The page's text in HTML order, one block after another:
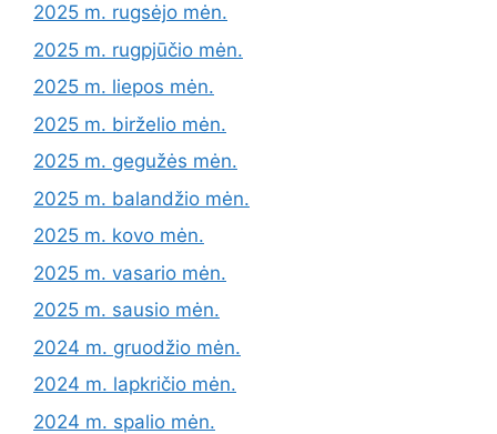
2025 m. rugsėjo mėn.
2025 m. rugpjūčio mėn.
2025 m. liepos mėn.
2025 m. birželio mėn.
2025 m. gegužės mėn.
2025 m. balandžio mėn.
2025 m. kovo mėn.
2025 m. vasario mėn.
2025 m. sausio mėn.
2024 m. gruodžio mėn.
2024 m. lapkričio mėn.
2024 m. spalio mėn.